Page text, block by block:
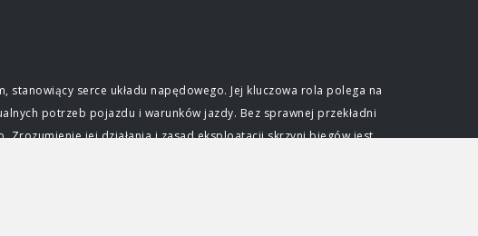
serce układu napędowego. Jej kluczowa rola polega na
potrzeb pojazdu i warunków jazdy. Bez sprawnej przekładni
Zrozumienie jej działania i zasad eksploatacji skrzyni biegów jest